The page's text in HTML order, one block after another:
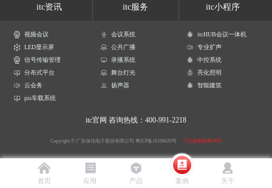
itc资讯 itc服务 itc小程序
视频会议 会议系统
itcHUB会议一体机
LED显示屏
公共广播
专业扩声
信号传输管理
录播系统
中控系统
分布式平台
舞台灯光
亮化照明
云会务
扬声器
智能建筑
pis车载系统
itc官网 咨询热线：400-991-2218
Copyright © 广东保伦电子股份有限公司 粤ICP备16106620号 产品参数解释声明
首页 应用 产品 案例 关于